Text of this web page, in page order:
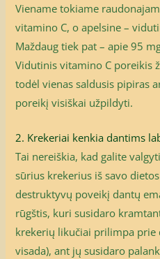
Viename tokiame
vitamino C, o apelsine –
Maždaug tiek pat – apie 95
Vidutinis vitamino C poreikis
todėl vienas saldusis pipiras
poreikį visiškai užpildyti.
2. Krekeriai kenkia dantims
Tai nereiškia, kad galite
sūrius krekerius iš savo dietos
destruktyvų poveikį dantų
rūgštis, kuri susidaro
krekerių likučiai prilimpa prie
visada), ant jų susidaro